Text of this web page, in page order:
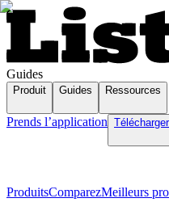
Guides
Produit Guides Ressources
Prends l’application
ProduitsComparezMeilleurs